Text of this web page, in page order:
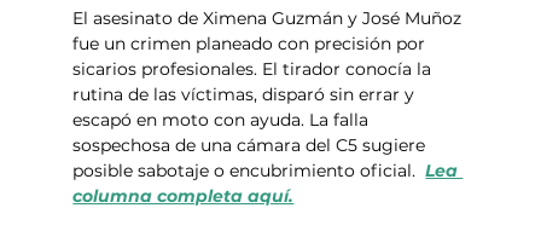
El asesinato de Ximena Guzmán y José Muñoz
fue un crimen planeado con precisión por
sicarios profesionales. El tirador conocía la
rutina de las víctimas, disparó sin errar y
escapó en moto con ayuda. La falla
sospechosa de una cámara del C5 sugiere
posible sabotaje o encubrimiento oficial. Lea
columna completa aquí.